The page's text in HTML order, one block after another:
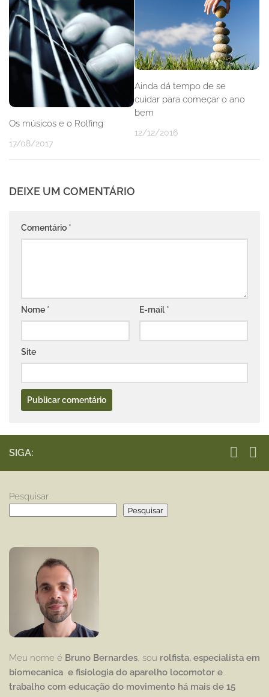
Os músicos e o Rolfing
17/08/2017
Ainda dá tempo de se
cuidar para começar o ano
bem
12/12/2016
DEIXE UM COMENTÁRIO
Comentário *
Nome * E-mail *
Site
SIGA:
Pesquisar
Pesquisar
Meu nome é Bruno Bernardes, sou rolfista, especialista em
biomecanica e fisiologia do aparelho locomotor e
trabalho com educação do movimento há mais de 15